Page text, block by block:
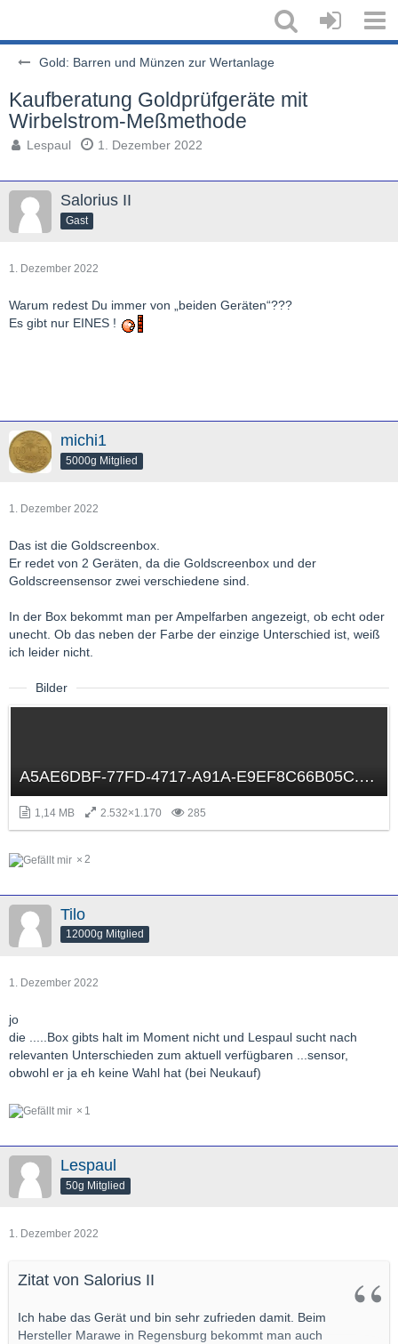
Gold: Barren und Münzen zur Wertanlage
Kaufberatung Goldprüfgeräte mit
Wirbelstrom-Meßmethode
Lespaul 1. Dezember 2022
Salorius II
Gast
1. Dezember 2022
Warum redest Du immer von „beiden Geräten“???
Es gibt nur EINES !
michi1
5000g Mitglied
1. Dezember 2022
Das ist die Goldscreenbox.
Er redet von 2 Geräten, da die Goldscreenbox und der
Goldscreensensor zwei verschiedene sind.
In der Box bekommt man per Ampelfarben angezeigt, ob echt oder
unecht. Ob das neben der Farbe der einzige Unterschied ist, weiß
ich leider nicht.
Bilder
A5AE6DBF-77FD-4717-A91A-E9EF8C66B05C.png
1,14 MB 2.532×1.170 285
2
Tilo
12000g Mitglied
1. Dezember 2022
jo
die .....Box gibts halt im Moment nicht und Lespaul sucht nach
relevanten Unterschieden zum aktuell verfügbaren ...sensor,
obwohl er ja eh keine Wahl hat (bei Neukauf)
1
Lespaul
50g Mitglied
1. Dezember 2022
Zitat von Salorius II
Ich habe das Gerät und bin sehr zufrieden damit. Beim
Hersteller Marawe in Regensburg bekommt man auch